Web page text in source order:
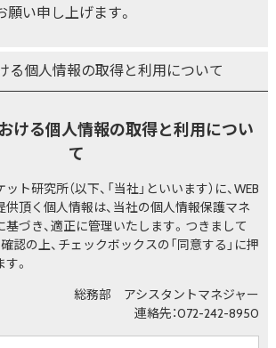
い申し上げます。
る個人情報の取得と利用について
ける個人情報の取得と利用につい
て
ト研究所（以下、「当社」といいます）に、WEB
頂く個人情報は、当社の個人情報保護マネ
づき、適正に管理いたします。つきまして
認の上、チェックボックスの「同意する」に押
。
総務部 アシスタントマネジャー
連絡先：072-242-8950